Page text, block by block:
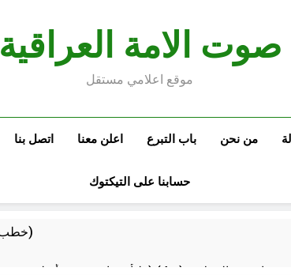
صوت الامة العراقية
موقع اعلامي مستقل
من نحن باب التبرع اعلن معنا اتصل بنا
حسابنا على التيكتوك
خطب صلاة الجمعة (ح 22) (تمييز وخلافة بني البشر)